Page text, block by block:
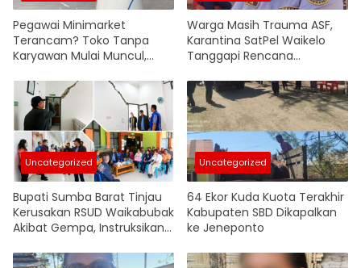
Pegawai Minimarket
Terancam? Toko Tanpa
Karyawan Mulai Muncul,
Warga Masih Trauma ASF,
Karantina SatPel Waikelo
Tanggapi Rencana
Pulau
Uncategorized
Bupati Sumba Barat Tinjau
Kerusakan RSUD Waikabubak
Akibat Gempa, Instruksikan
Renovasi
Uncategorized
64 Ekor Kuda Kuota Terakhir
Kabupaten SBD Dikapalkan
ke Jeneponto